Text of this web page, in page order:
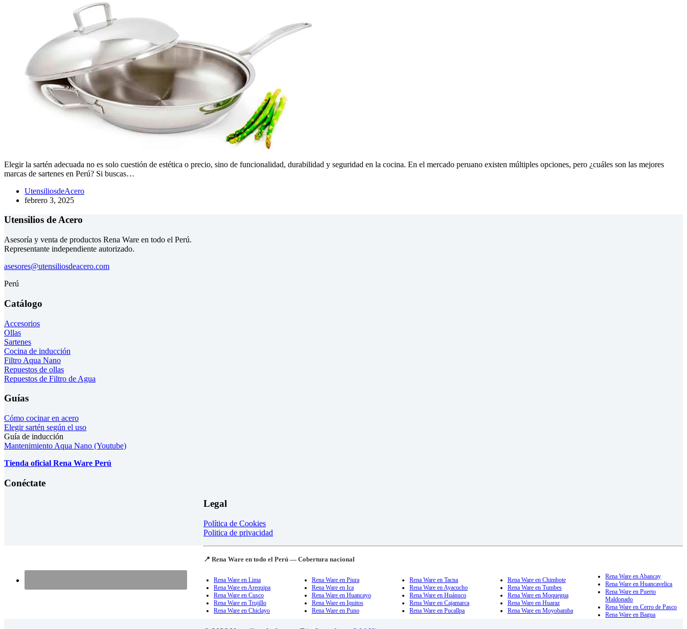
Elegir la sartén adecuada no es solo cuestión de estética o precio, sino de funcionalidad, durabilidad y seguridad en la cocina. En el mercado peruano existen múltiples opciones, pero ¿cuáles son las mejores
marcas de sartenes en Perú? Si buscas…
UtensiliosdeAcero
febrero 3, 2025
Utensilios de Acero
Asesoría y venta de productos Rena Ware en todo el Perú.
Representante independiente autorizado.
asesores@utensiliosdeacero.com
Perú
Catálogo
Accesorios
Ollas
Sartenes
Cocina de inducción
Filtro Aqua Nano
Repuestos de ollas
Repuestos de Filtro de Agua
Guías
Cómo cocinar en acero
Elegir sartén según el uso
Guía de inducción
Mantenimiento Aqua Nano (Youtube)
Tienda oficial Rena Ware Perú
Conéctate
Legal
Política de Cookies
Politica de privacidad
📍 Rena Ware en todo el Perú — Cobertura nacional
Rena Ware en Lima
Rena Ware en Arequipa
Rena Ware en Cusco
Rena Ware en Trujillo
Rena Ware en Chiclayo
Rena Ware en Piura
Rena Ware en Ica
Rena Ware en Huancayo
Rena Ware en Iquitos
Rena Ware en Puno
Rena Ware en Tacna
Rena Ware en Ayacucho
Rena Ware en Huánuco
Rena Ware en Cajamarca
Rena Ware en Pucallpa
Rena Ware en Chimbote
Rena Ware en Tumbes
Rena Ware en Moquegua
Rena Ware en Huaraz
Rena Ware en Moyobamba
Rena Ware en Abancay
Rena Ware en Huancavelica
Rena Ware en Puerto
Maldonado
Rena Ware en Cerro de Pasco
Rena Ware en Bagua